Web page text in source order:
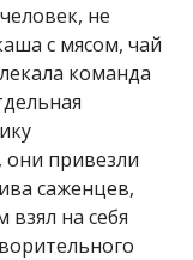
не
с мясом, чай
команда
привезли
саженцев,
на себя